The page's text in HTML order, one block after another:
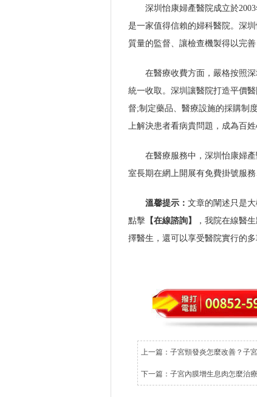
深圳怡康婦產醫院成立於
是一家值得信賴的婦科醫院。深
質量的監督、讓檢查機製得以完
在醫療收費方面，嚴格按照
統一收取。深圳讓醫院打造平價
督;制定藥品、醫療設施的採購制
上解決患者看病貴問題，成為百姓
在醫療服務中，深圳怡康婦
室長期在網上開展有免費掛號服
溫馨提示： 文章的闡述只是
點擊【在線諮詢】
，我院在線醫
擇醫生，還可以享受醫院實行的多
上一篇： 子宮頸發炎怎麼改善？子
下一篇： 子宮內膜增生息肉怎麼治